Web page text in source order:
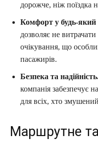
дорожче, ніж поїздка
Комфорт у будь-який
дозволяє не
очікування, що
пасажирів.
Безпека та
компанія забезпечує
для всіх, хто
Маршрутне